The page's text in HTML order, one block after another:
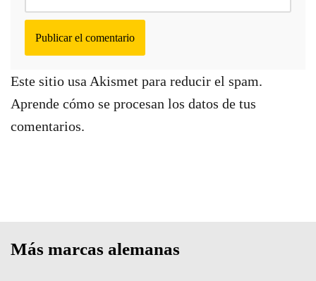
Este sitio usa Akismet para reducir el spam.
Aprende cómo se procesan los datos de tus
comentarios.
Más marcas alemanas